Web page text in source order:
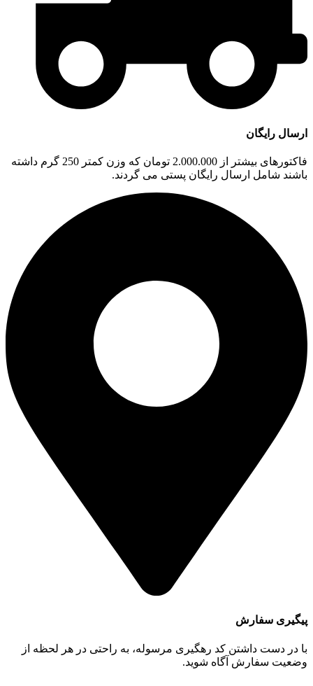
ارسال رایگان
فاکتورهای بیشتر از 2.000.000 تومان که وزن کمتر 250 گرم داشته
باشند شامل ارسال رایگان پستی می گردند.
پیگیری سفارش
با در دست داشتن کد رهگیری مرسوله، به راحتی در هر لحظه از
وضعیت سفارش آگاه شوید.